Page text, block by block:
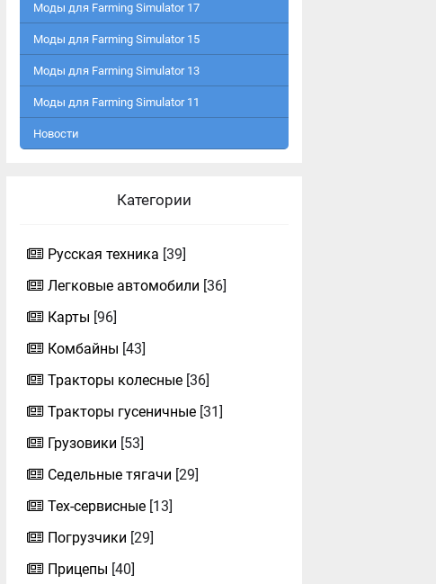
Моды для Farming Simulator 17
Моды для Farming Simulator 15
Моды для Farming Simulator 13
Моды для Farming Simulator 11
Новости
Категории
Русская техника [39]
Легковые автомобили [36]
Карты [96]
Комбайны [43]
Тракторы колесные [36]
Тракторы гусеничные [31]
Грузовики [53]
Седельные тягачи [29]
Тех-сервисные [13]
Погрузчики [29]
Прицепы [40]